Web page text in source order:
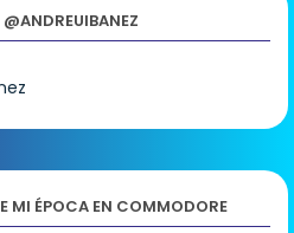
MI ÉPOCA EN COMMODORE